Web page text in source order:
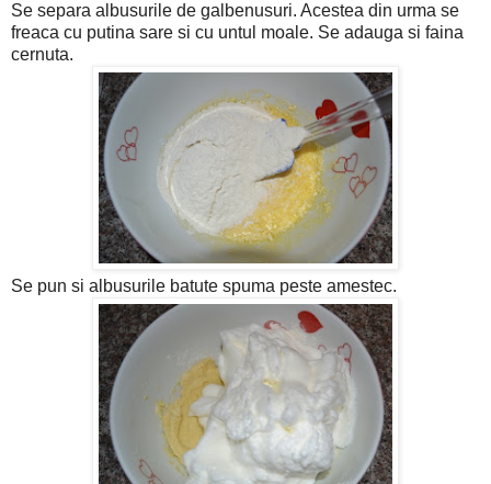
Se separa albusurile de galbenusuri. Acestea din urma se
freaca cu putina sare si cu untul moale. Se adauga si faina
cernuta.
Se pun si albusurile batute spuma peste amestec.